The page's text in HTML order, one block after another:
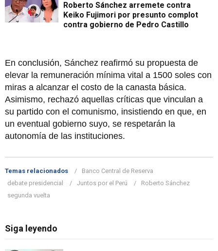
Roberto Sánchez arremete contra
Keiko Fujimori por presunto complot
contra gobierno de Pedro Castillo
En conclusión, Sánchez reafirmó su propuesta de
elevar la remuneración mínima vital a 1500 soles con
miras a alcanzar el costo de la canasta básica.
Asimismo, rechazó aquellas críticas que vinculan a
su partido con el comunismo, insistiendo en que, en
un eventual gobierno suyo, se respetarán la
autonomía de las instituciones.
Temas relacionados
Banco Central de Reserva
debate presidencial
Juntos por el Perú
Roberto Sánchez
segunda vuelta
Siga leyendo